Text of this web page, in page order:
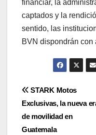
financiar, la
captados y la
sentido, las
BVN dispondrán con
de
STARK Motos
Exclusivas, la nueva
de movilidad en
Guatemala